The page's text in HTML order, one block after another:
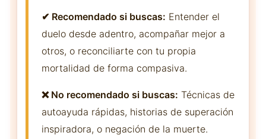
✔ Recomendado si buscas: Entender el
duelo desde adentro, acompañar mejor a
otros, o reconciliarte con tu propia
mortalidad de forma compasiva.
❌ No recomendado si buscas: Técnicas de
autoayuda rápidas, historias de superación
inspiradora, o negación de la muerte.